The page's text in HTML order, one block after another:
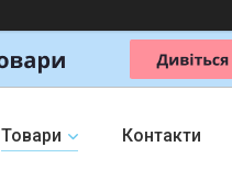
Товари Контакти